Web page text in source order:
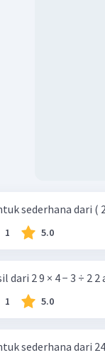
sederhana dari (
1 5.0
dari 2 9 × 4 − 3 ÷ 2 2
1 5.0
sederhana dari 24